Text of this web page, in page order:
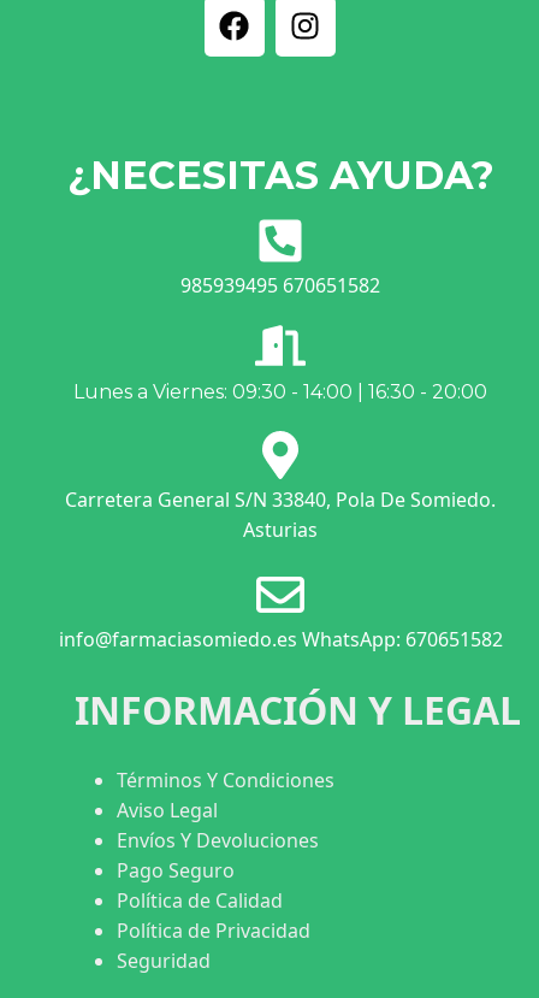
¿NECESITAS AYUDA?
985939495 670651582
Lunes a Viernes: 09:30 - 14:00 | 16:30 - 20:00
Carretera General S/N 33840, Pola De Somiedo.
Asturias
info@farmaciasomiedo.es WhatsApp: 670651582
INFORMACIÓN Y LEGAL
Términos Y Condiciones
Aviso Legal
Envíos Y Devoluciones
Pago Seguro
Política de Calidad
Política de Privacidad
Seguridad